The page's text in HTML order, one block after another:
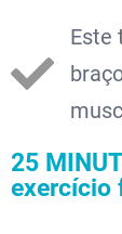
Este
25
exercício